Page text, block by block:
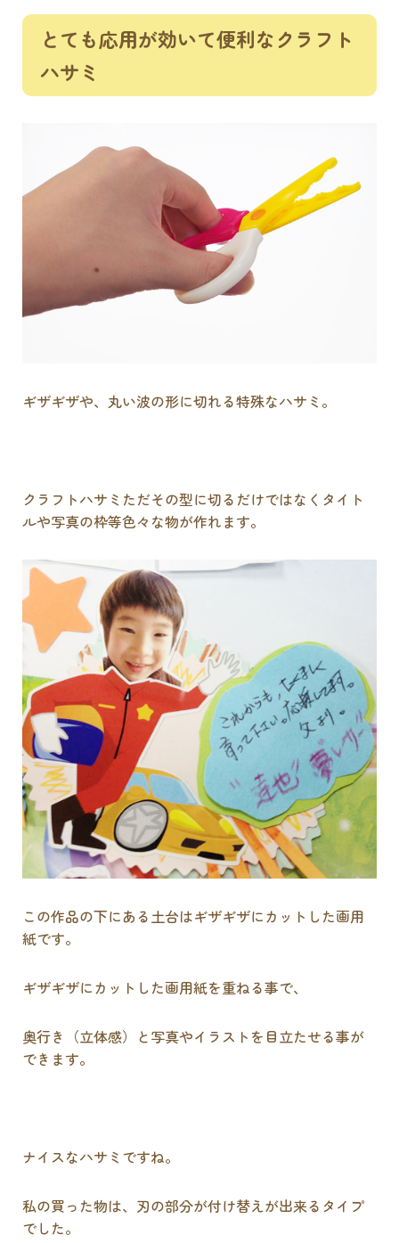
とても応用が効いて便利なクラフト
ハサミ
ギザギザや、丸い波の形に切れる特殊なハサミ。
クラフトハサミただその型に切るだけではなくタイト
ルや写真の枠等色々な物が作れます。
この作品の下にある土台はギザギザにカットした画用
紙です。
ギザギザにカットした画用紙を重ねる事で、
奥行き（立体感）と写真やイラストを目立たせる事が
できます。
ナイスなハサミですね。
私の買った物は、刃の部分が付け替えが出来るタイプ
でした。